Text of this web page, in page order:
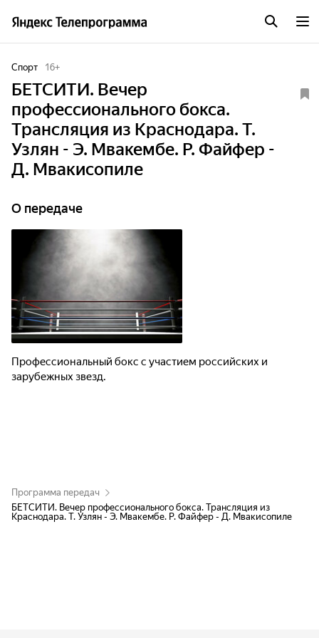
Спорт 16+
БЕТСИТИ. Вечер
профессионального бокса.
Трансляция из Краснодара. Т.
Узлян - Э. Мвакембе. Р. Файфер -
Д. Мвакисопиле
О передаче
Профессиональный бокс с участием российских и
зарубежных звезд.
Программа передач
БЕТСИТИ. Вечер профессионального бокса. Трансляция из
Краснодара. Т. Узлян - Э. Мвакембе. Р. Файфер - Д. Мвакисопиле